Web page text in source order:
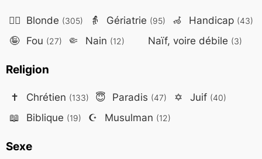
👱‍♀️ Blonde (305) 👵 Gériatrie (95) 🦽 Handicap (43)
🤪 Fou (27) 🤏 Nain (12) Naïf, voire débile (3)
Religion
✝️ Chrétien (133) 😇 Paradis (47) ✡️ Juif (40)
📖 Biblique (19) ☪️ Musulman (12)
Sexe